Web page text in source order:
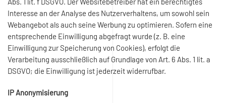
Interesse an der Analyse des Nutzerverhaltens, um sowohl sein
Webangebot als auch seine Werbung zu optimieren. Sofern eine
entsprechende Einwilligung abgefragt wurde (z. B. eine
Einwilligung zur Speicherung von Cookies), erfolgt die
Verarbeitung ausschließlich auf Grundlage von Art. 6 Abs. 1 lit. a
DSGVO; die Einwilligung ist jederzeit widerrufbar.
IP Anonymisierung